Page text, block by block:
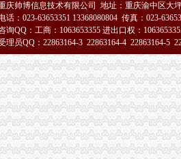
经营资格管理办》的通知
管理局注销工商登记一审裁定书
明登报_重庆工商注册_重庆列表网
销,税务登记证挂失,挂
华机械网
等业务】-公司注册-天津赶集网
_北京晚报注销登报电话_营业执照
、延续、注销）-重庆市南岸区
庆帅博信息技术有限公司 地址：重庆渝中区大
话：023-63653351 13368080804 传真：023-
询QQ：工商：1063653355 进出口权：
理员QQ：22863164-3 22863164-4 22863164-5